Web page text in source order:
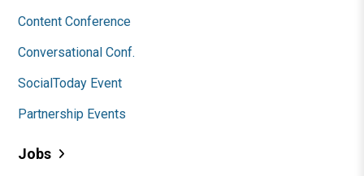
Content Conference
Conversational Conf.
SocialToday Event
Partnership Events
Jobs